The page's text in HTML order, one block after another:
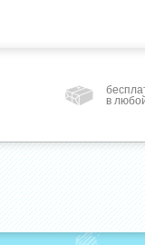
в